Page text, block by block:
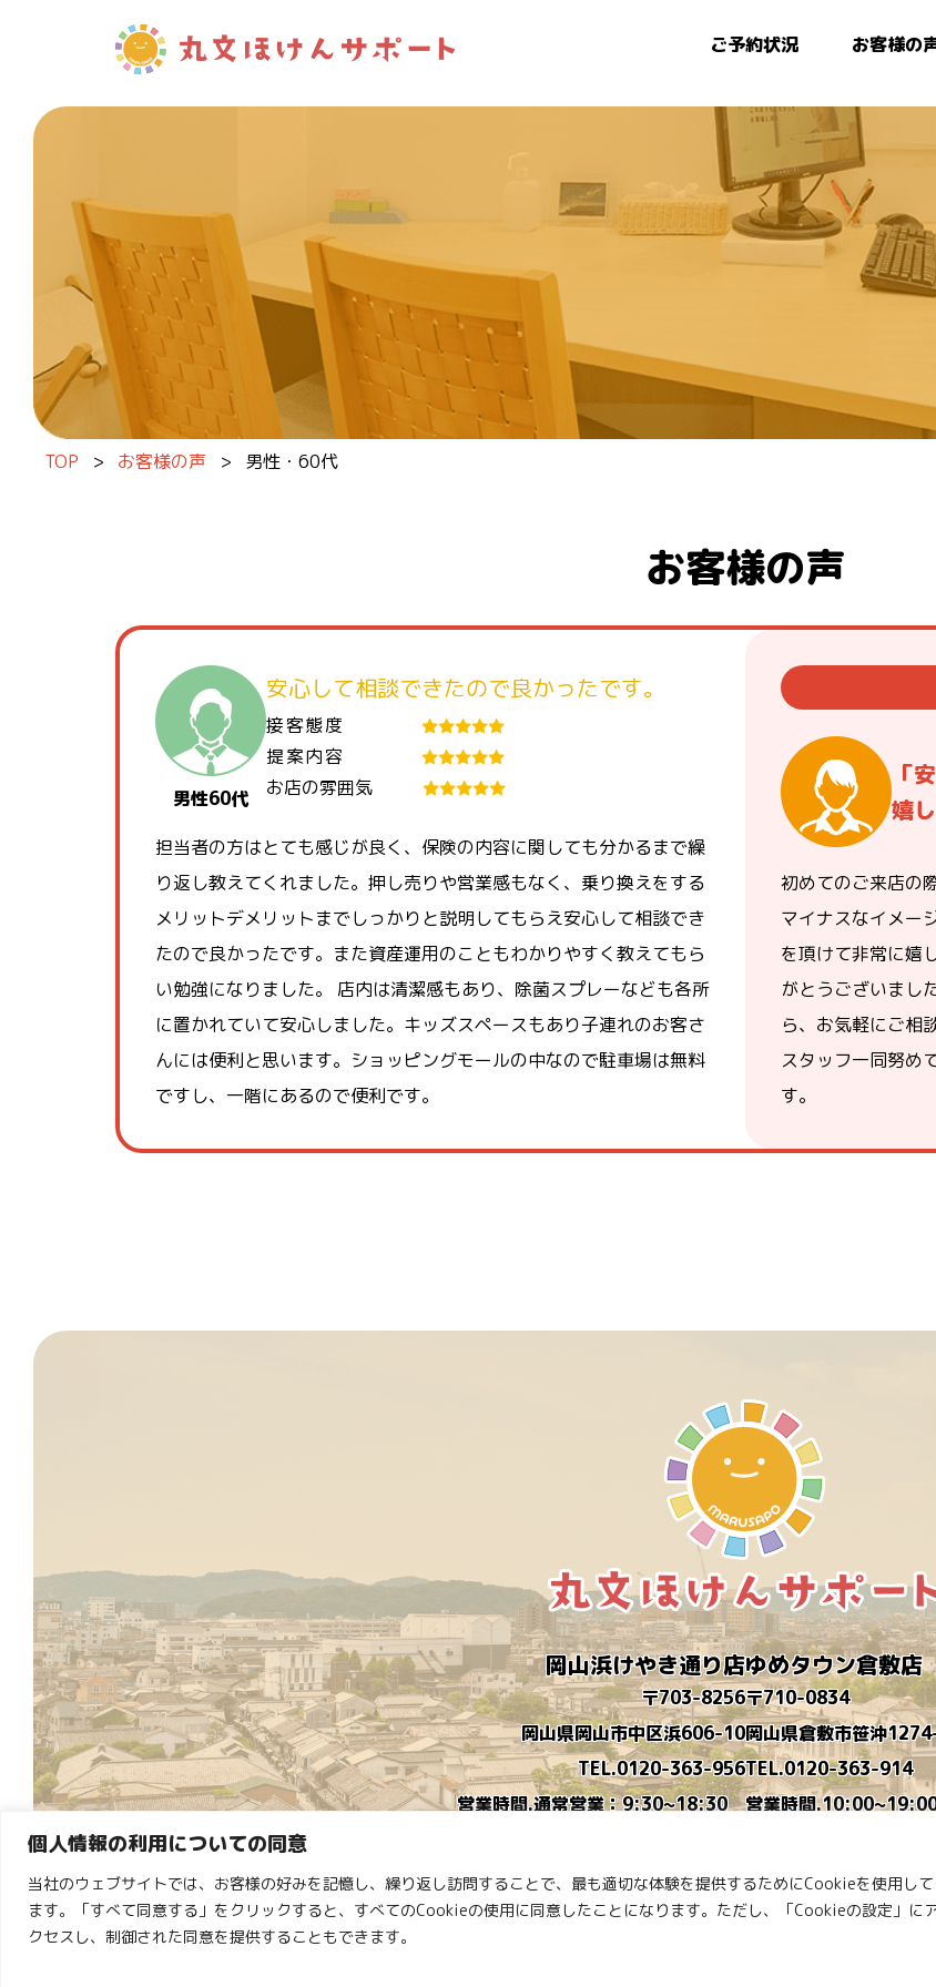
個人情報の利用についての同意
当社のウェブサイトでは、お客様の好みを記憶し、繰り返し訪問することで、最も適切な体験を提供するためにCookieを使用し
ます。「すべて同意する」をクリックすると、すべてのCookieの使用に同意したことになります。ただし、「Cookieの設定」に
クセスし、制御された同意を提供することもできます。
内容をスキップ
ご予約状況 お客様の
TOP > お客様の声 > 男性・60代
お客様の声
男性60代
安心して相談できたので良かったです。
接客態度
提案内容
お店の雰囲気
担当者の方はとても感じが良く、保険の内容に関しても分かるまで繰
り返し教えてくれました。押し売りや営業感もなく、乗り換えをする
メリットデメリットまでしっかりと説明してもらえ安心して相談でき
たので良かったです。また資産運用のこともわかりやすく教えてもら
い勉強になりました。 店内は清潔感もあり、除菌スプレーなども各所
に置かれていて安心しました。キッズスペースもあり子連れのお客さ
んには便利と思います。ショッピングモールの中なので駐車場は無料
ですし、一階にあるので便利です。
「
嬉
初めてのご来店の
マイナスなイメー
を頂けて非常に嬉
がとうございまし
ら、お気軽にご相
スタッフ一同努め
す。
岡山浜けやき通り店
〒703-8256
岡山県岡山市中区浜606-10
TEL.0120-363-956
営業時間.通常営業：9:30~18:30
※毎月営業カレンダーを作ります
定休日.水曜日
ゆめタウン倉敷店
〒710-0834
岡山県倉敷市笹沖
TEL.0120-363-914
営業時間